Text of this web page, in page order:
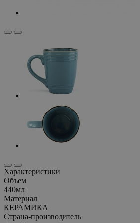
Характеристики
Объем
440мл
Материал
КЕРАМИКА
Страна-производитель